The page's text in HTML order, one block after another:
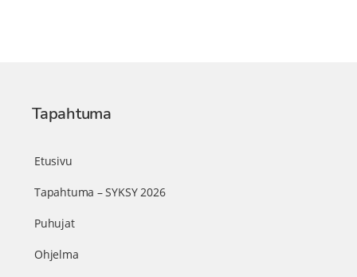
Tapahtuma
Etusivu
Tapahtuma – SYKSY 2026
Puhujat
Ohjelma